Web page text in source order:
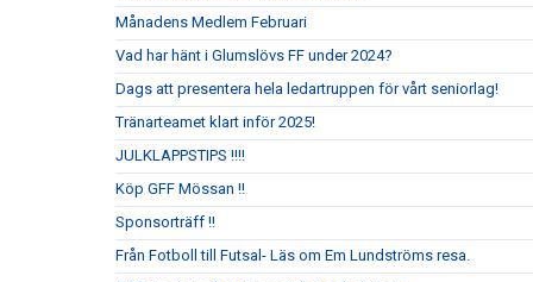
Månadens Medlem Februari
Vad har hänt i Glumslövs FF under 2024?
Dags att presentera hela ledartruppen för vårt seniorlag!
Tränarteamet klart inför 2025!
JULKLAPPSTIPS !!!!
Köp GFF Mössan !!
Sponsorträff !!
Från Fotboll till Futsal- Läs om Em Lundströms resa.